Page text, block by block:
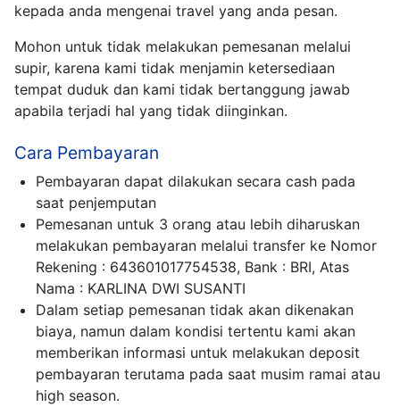
kepada anda mengenai travel yang anda pesan.
Mohon untuk tidak melakukan pemesanan melalui
supir, karena kami tidak menjamin ketersediaan
tempat duduk dan kami tidak bertanggung jawab
apabila terjadi hal yang tidak diinginkan.
Cara Pembayaran
Pembayaran dapat dilakukan secara cash pada
saat penjemputan
Pemesanan untuk 3 orang atau lebih diharuskan
melakukan pembayaran melalui transfer ke Nomor
Rekening : 643601017754538, Bank : BRI, Atas
Nama : KARLINA DWI SUSANTI
Dalam setiap pemesanan tidak akan dikenakan
biaya, namun dalam kondisi tertentu kami akan
memberikan informasi untuk melakukan deposit
pembayaran terutama pada saat musim ramai atau
high season.